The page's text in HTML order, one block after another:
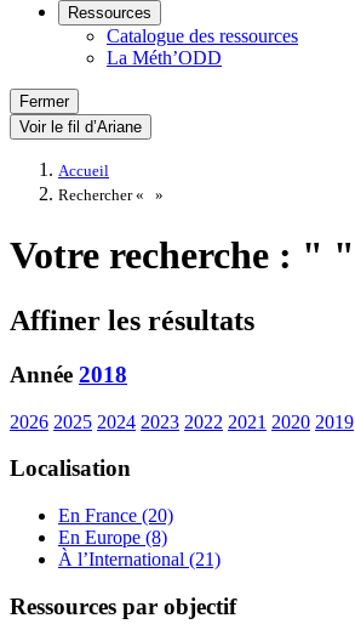
Ressources
Catalogue des ressources
La Méth’ODD
Fermer
Voir le fil d’Ariane
Accueil
Rechercher «
»
Votre recherche : " "
Affiner les résultats
Année 2018
2026 2025 2024 2023 2022 2021 2020 2019
Localisation
En France (20)
En Europe (8)
À l’International (21)
Ressources par objectif